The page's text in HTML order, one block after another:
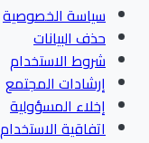
سياسة الخصوصية
حذف البيانات
شروط الاستخدام
إرشادات المجتمع
إخلاء المسؤولية
اتفاقية الاستخدام